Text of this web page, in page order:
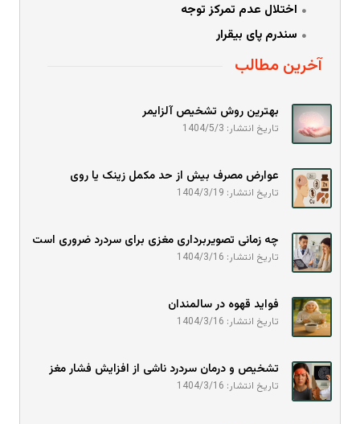
اختلال عدم تمرکز توجه
سندرم پای بیقرار
آخرین مطالب
بهترین روش تشخیص آلزایمر
تاریخ انتشار: 1404/5/3
عوارض مصرف بیش از حد مکمل زینک یا روی
تاریخ انتشار: 1404/3/19
چه زمانی تصویربرداری مغزی برای سردرد ضروری است
تاریخ انتشار: 1404/3/16
فواید قهوه در سالمندان
تاریخ انتشار: 1404/3/16
تشخیص و درمان سردرد ناشی از افزایش فشار مغز
تاریخ انتشار: 1404/3/16